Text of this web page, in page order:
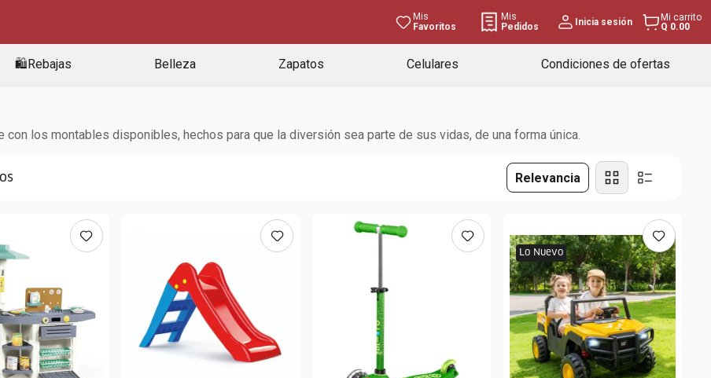
Mis
Favoritos
Mis
Pedidos
Inicia sesión
Mi carrito
Q 0.00
🛍️Rebajas Belleza Zapatos Celulares Condiciones de ofertas
con los montables disponibles, hechos para que la diversión sea parte de sus vidas, de una forma única.
Relevancia
Lo Nuevo